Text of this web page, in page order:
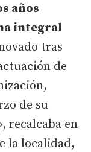
años
integral
tras
de
de su
recalcaba en
la localidad,